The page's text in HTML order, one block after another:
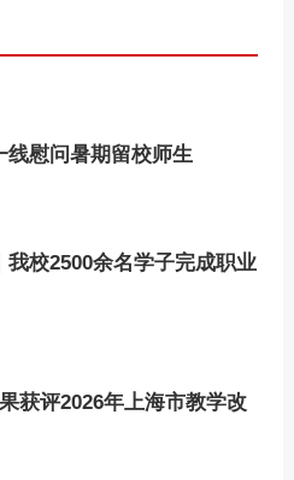
线慰问暑期留校师生
校2500余名学子完成职业
获评2026年上海市教学改